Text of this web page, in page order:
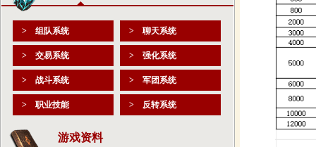
> 组队系统 > 聊天系统
> 交易系统 > 强化系统
> 战斗系统 > 军团系统
> 职业技能 > 反转系统
游戏资料